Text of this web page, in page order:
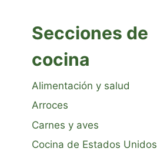
Secciones de
cocina
Alimentación y salud
Arroces
Carnes y aves
Cocina de Estados Unidos